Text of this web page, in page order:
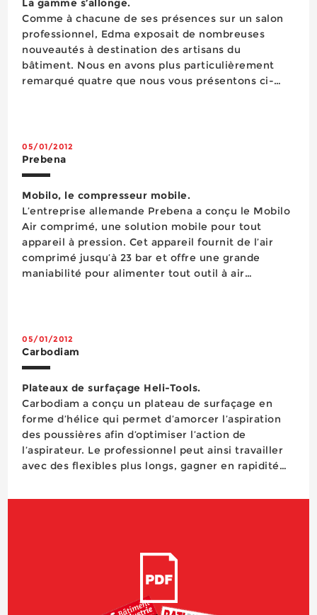
La gamme s’allonge.
Comme à chacune de ses présences sur un salon
professionnel, Edma exposait de nombreuses
nouveautés à destination des artisans du
bâtiment. Nous en avons plus particulièrement
remarqué quatre que nous vous présentons ci-
&ea...
05/01/2012
Prebena
Mobilo, le compresseur mobile.
L’entreprise allemande Prebena a conçu le Mobilo
Air comprimé, une solution mobile pour tout
appareil à pression. Cet appareil fournit de l’air
comprimé jusqu’à 23 bar et offre une grande
maniabilité pour alimenter tout outil à air
05/01/2012
Carbodiam
Plateaux de surfaçage Heli-Tools.
Carbodiam a conçu un plateau de surfaçage en
forme d’hélice qui permet d’amorcer l’aspiration
des poussières afin d’optimiser l’action de
l’aspirateur. Le professionnel peut ainsi travailler
avec des flexibles plus longs, gagner en rapidité
polluants, etc. Ce plateau Heli-Tools peut être